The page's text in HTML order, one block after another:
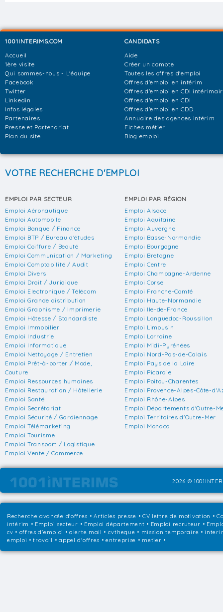
1001INTERIMS.COM
Accueil
1ère visite
Qui sommes-nous - L'équipe
Facebook
Twitter
Linkedin
Infos légales
Partenaires
Presse et Partenariat
Plan du site
CANDIDATS
Aide
Créer un compte
Toutes les offres d'emploi
Offres d'emploi en intérim
Offres d'emploi en CDI
Offres d'emploi en CDI
Offres d'emploi en CDD
Annuaire des agences intérim
Fiches métier
Blog emploi
VOTRE RECHERCHE D'EMPLOI
EMPLOI PAR SECTEUR
Emploi Aéronautique
Emploi Automobile
Emploi Banque / Finance
Emploi BTP / Bureau d'études
Emploi Coiffure / Beauté
Emploi Communication / Marketing
Emploi Comptabilité / Audit
Emploi Divers
Emploi Droit / Juridique
Emploi Electronique / Télécom
Emploi Grande distribution
Emploi Graphisme / Imprimerie
Emploi Hôtesse / Standardiste
Emploi Immobilier
Emploi Industrie
Emploi Informatique
Emploi Nettoyage / Entretien
Emploi Prêt-à-porter / Mode,
Couture
Emploi Ressources humaines
Emploi Restauration / Hôtellerie
Emploi Santé
Emploi Secrétariat
Emploi Sécurité / Gardiennage
Emploi Télémarketing
Emploi Tourisme
Emploi Transport / Logistique
Emploi Vente / Commerce
EMPLOI PAR RÉGION
Emploi Alsace
Emploi Aquitaine
Emploi Auvergne
Emploi Basse-Normandie
Emploi Bourgogne
Emploi Bretagne
Emploi Centre
Emploi Champagne-Ardenne
Emploi Corse
Emploi Franche-Comté
Emploi Haute-Normandie
Emploi Ile-de-France
Emploi Languedoc-Roussillon
Emploi Limousin
Emploi Lorraine
Emploi Midi-Pyrénées
Emploi Nord-Pas-de-Calais
Emploi Pays de la Loire
Emploi Picardie
Emploi Poitou-Charentes
Emploi Provence-Alpes-Côte-
Emploi Rhône-Alpes
Emploi Départements d'Outre-
Emploi Territoires d'Outre-Mer
Emploi Monaco
2026 ©
Recherche avancée d'offres •Articles presse • CV lettre de motivation •
intérim • Emploi secteur • Emploi département • Emploi recruteur •
cv • offres d'emploi • alerte mail • cvtheque • mission temporaire •
emploi • travail • appel d'offres • entreprise • metier •